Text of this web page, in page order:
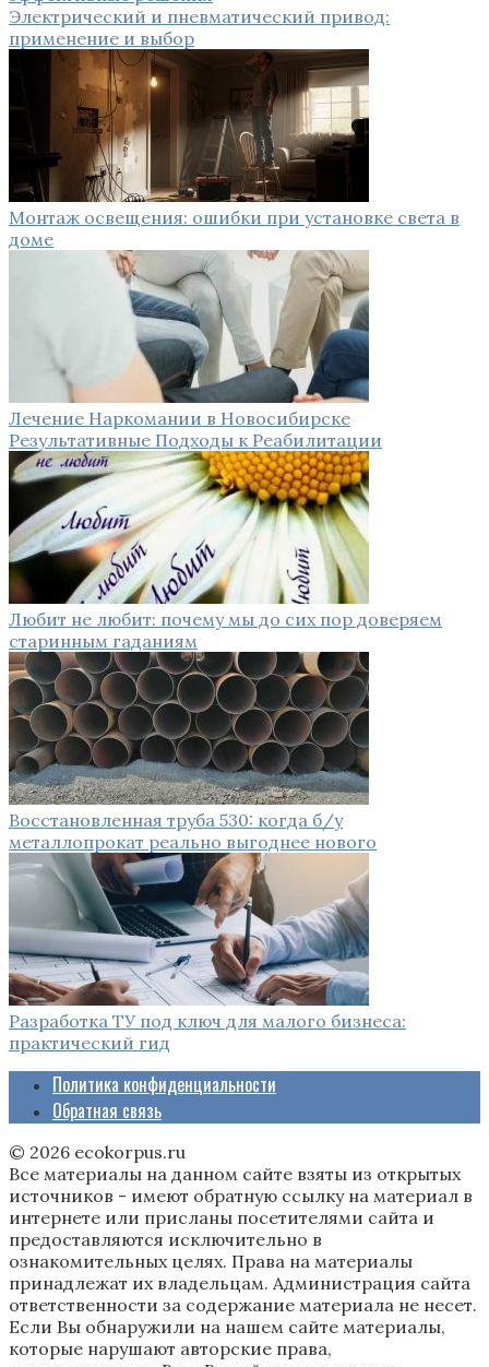
Электрический и пневматический привод:
применение и выбор
Монтаж освещения: ошибки при установке света в
доме
Лечение Наркомании в Новосибирске
Результативные Подходы к Реабилитации
Любит не любит: почему мы до сих пор доверяем
старинным гаданиям
Восстановленная труба 530: когда б/у
металлопрокат реально выгоднее нового
Разработка ТУ под ключ для малого бизнеса:
практический гид
Политика конфиденциальности
Обратная связь
© 2026 ecokorpus.ru
Все материалы на данном сайте взяты из открытых
источников - имеют обратную ссылку на материал в
интернете или присланы посетителями сайта и
предоставляются исключительно в
ознакомительных целях. Права на материалы
принадлежат их владельцам. Администрация сайта
ответственности за содержание материала не несет.
Если Вы обнаружили на нашем сайте материалы,
которые нарушают авторские права,